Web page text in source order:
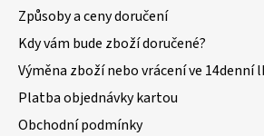
Způsoby a ceny doručení
Kdy vám bude zboží doručené?
Výměna zboží nebo vrácení ve 14denní
Platba objednávky kartou
Obchodní podmínky